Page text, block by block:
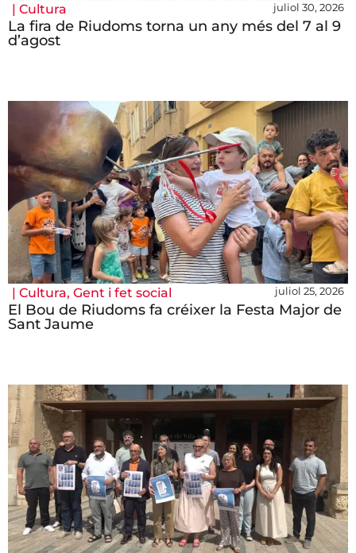
| Cultura juliol 30, 2026
La fira de Riudoms torna un any més del 7 al 9
d’agost
| Cultura, Gent i fet social juliol 25, 2026
El Bou de Riudoms fa créixer la Festa Major de
Sant Jaume